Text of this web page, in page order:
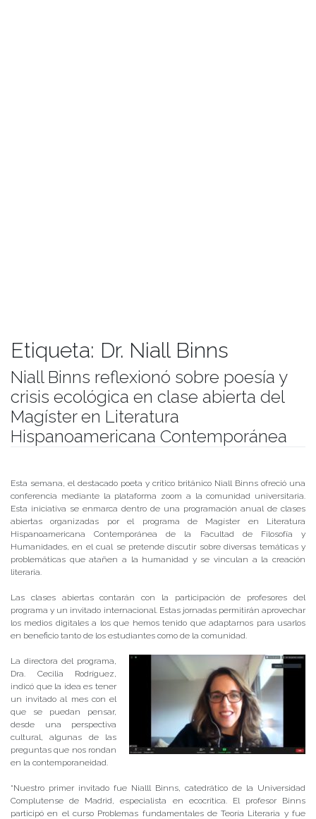
Etiqueta: Dr. Niall Binns
Niall Binns reflexionó sobre poesía y
crisis ecológica en clase abierta del
Magíster en Literatura
Hispanoamericana Contemporánea
Esta semana, el destacado poeta y crítico británico Niall Binns ofreció una
conferencia mediante la plataforma zoom a la comunidad universitaria.
Esta iniciativa se enmarca dentro de una programación anual de clases
abiertas organizadas por el programa de Magíster en Literatura
Hispanoamericana Contemporánea de la Facultad de Filosofía y
Humanidades, en el cual se pretende discutir sobre diversas temáticas y
problemáticas que atañen a la humanidad y se vinculan a la creación
literaria.
Las clases abiertas contarán con la participación de profesores del
programa y un invitado internacional. Estas jornadas permitirán aprovechar
los medios digitales a los que hemos tenido que adaptarnos para usarlos
en beneficio tanto de los estudiantes como de la comunidad.
La directora del programa,
Dra. Cecilia Rodríguez,
indicó que la idea es tener
un invitado al mes con el
que se puedan pensar,
desde una perspectiva
cultural, algunas de las
preguntas que nos rondan
en la contemporaneidad.
“Nuestro primer invitado fue Nialll Binns, catedrático de la Universidad
Complutense de Madrid, especialista en ecocrítica. El profesor Binns
participó en el curso Problemas fundamentales de Teoría Literaria y fue